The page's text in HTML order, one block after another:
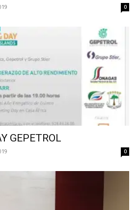
0
GEPETROL
0